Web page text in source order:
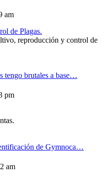
am
de Plagas.
reproducción y control de
tengo brutales a base…
pm
de Gymnoca…
am